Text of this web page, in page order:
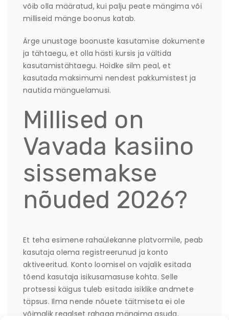
võib olla määratud, kui palju peate mängima või
milliseid mänge boonus katab.
Ärge unustage boonuste kasutamise dokumente
ja tähtaegu, et olla hästi kursis ja vältida
kasutamistähtaegu. Hoidke silm peal, et
kasutada maksimumi nendest pakkumistest ja
nautida mänguelamusi.
Millised on
Vavada kasiino
sissemakse
nõuded 2026?
Et teha esimene rahaülekanne platvormile, peab
kasutaja olema registreerunud ja konto
aktiveeritud. Konto loomisel on vajalik esitada
tõend kasutaja isikusamasuse kohta. Selle
protsessi käigus tuleb esitada isiklike andmete
täpsus. Ilma nende nõuete täitmiseta ei ole
võimalik reaalset rahaga mängima asuda.